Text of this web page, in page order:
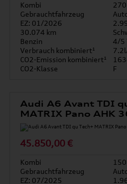
Kombi
270
Gebrauchtfahrzeug
EZ: 01/2026
30.074 km
Benzin
4/5
Verbrauch kombiniert¹
CO2-Emission kombiniert¹
CO2-Klasse
F
Audi A6 Avant TDI
MATRIX Pano AHK
45.850,00 €
Kombi
Gebrauchtfahrzeug
EZ: 07/2025